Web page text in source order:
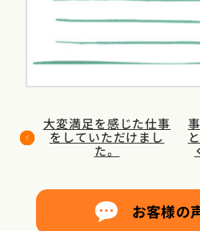
大変満足を感じた仕事
をしていただけまし
た。
お客様の